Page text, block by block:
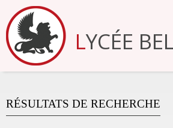
Aller
au
contenu.
|
Aller
LYCÉE
RÉSULTATS DE RECHERCHE